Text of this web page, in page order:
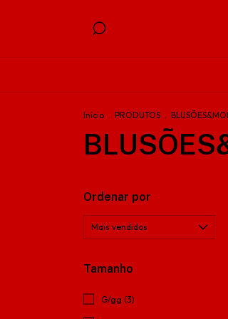
Início . PRODUTOS .
Ordenar por
Tamanho
G/gg (3)